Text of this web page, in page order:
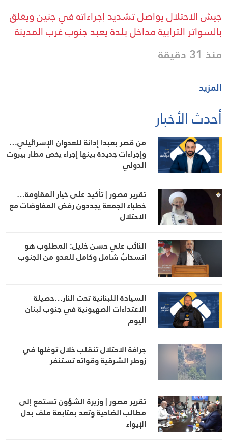
جيش الاحتلال يواصل تشديد إجراءاته في جنين ويغلق
بالسواتر الترابية مداخل بلدة يعبد جنوب غرب المدينة
منذ 31 دقيقة
المزيد
أحدث الأخبار
من قصر بعبدا إدانة للعدوان الإسرائيلي…
وإجراءات جديدة بينها إجراء يخص مطار بيروت
الدولي
تقرير مصور | تأكيد على خيار المقاومة…
خطباء الجمعة يجددون رفض المفاوضات مع
الاحتلال
النائب علي حسن خليل: المطلوب هو
انسحابٌ شامل وكامل للعدو من الجنوب
السيادة اللبنانية تحت النار…حصيلة
الاعتداءات الصهيونية في جنوب لبنان
اليوم
جرافة الاحتلال تنقلب خلال توغلها في
زوطر الشرقية وقواته تستنفر
تقرير مصور | وزيرة الشؤون تستمع إلى
مطالب الضاحية وتعد بمتابعة ملف بدل
الإيواء